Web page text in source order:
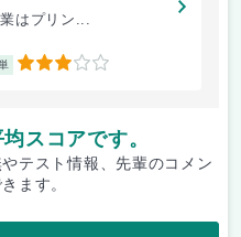
はプリン...
3
スコアです。
テスト情報、先輩のコメン
ます。